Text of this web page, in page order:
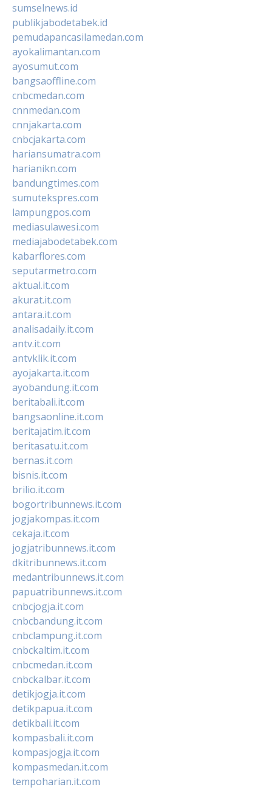
sumselnews.id
publikjabodetabek.id
pemudapancasilamedan.com
ayokalimantan.com
ayosumut.com
bangsaoffline.com
cnbcmedan.com
cnnmedan.com
cnnjakarta.com
cnbcjakarta.com
hariansumatra.com
harianikn.com
bandungtimes.com
sumutekspres.com
lampungpos.com
mediasulawesi.com
mediajabodetabek.com
kabarflores.com
seputarmetro.com
aktual.it.com
akurat.it.com
antara.it.com
analisadaily.it.com
antv.it.com
antvklik.it.com
ayojakarta.it.com
ayobandung.it.com
beritabali.it.com
bangsaonline.it.com
beritajatim.it.com
beritasatu.it.com
bernas.it.com
bisnis.it.com
brilio.it.com
bogortribunnews.it.com
jogjakompas.it.com
cekaja.it.com
jogjatribunnews.it.com
dkitribunnews.it.com
medantribunnews.it.com
papuatribunnews.it.com
cnbcjogja.it.com
cnbcbandung.it.com
cnbclampung.it.com
cnbckaltim.it.com
cnbcmedan.it.com
cnbckalbar.it.com
detikjogja.it.com
detikpapua.it.com
detikbali.it.com
kompasbali.it.com
kompasjogja.it.com
kompasmedan.it.com
tempoharian.it.com